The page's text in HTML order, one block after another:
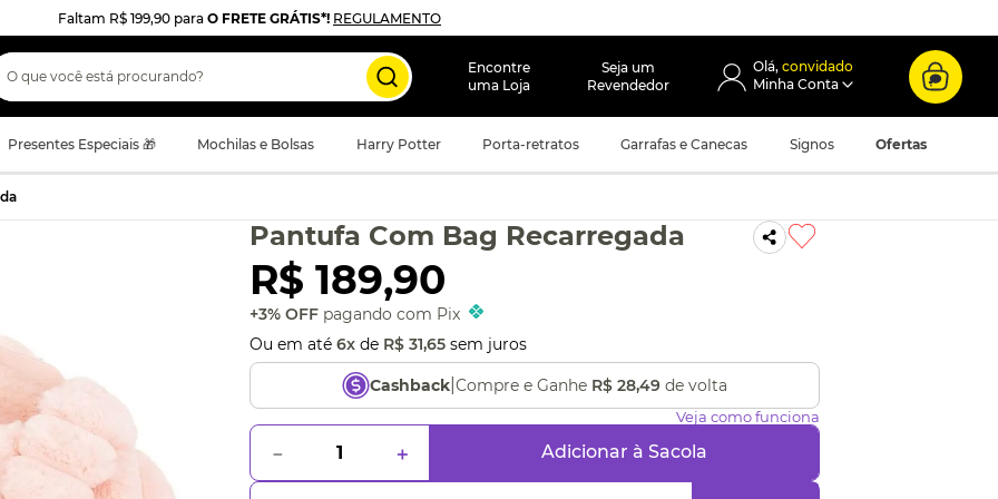
Faltam R$ 199,90 para O FRETE GRÁTIS*! REGULAMENTO
que você está procurando?
Encontre
uma Loja
Seja um
Revendedor
convidado
Presentes Especiais 🎁 Mochilas e Bolsas Harry Potter Porta-retratos Garrafas e Canecas Signos Ofertas
Pantufa Com Bag Recarregada
R$ 189,90
+3% OFF pagando com Pix
Ou em até 6x de R$ 31,65 sem juros
Cashback Compre e Ganhe R$ 28,49 de volta
Veja como funciona
＋
－ Adicionar à Sacola